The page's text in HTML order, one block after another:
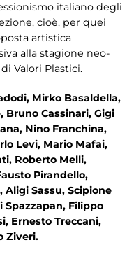
italiano degli
cioè, per quei
artistica
alla stagione neo-
Valori Plastici.
Mirko Basaldella,
Bruno Cassinari, Gigi
Nino Franchina,
Levi, Mario Mafai,
Roberto Melli,
Pirandello,
Sassu, Scipione
Spazzapan, Filippo
Ernesto Treccani,
Ziveri.